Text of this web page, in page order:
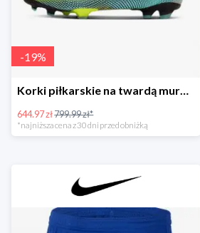
-19%
Korki piłkarskie na twardą murawę dla dużych dzieci
644.97 zł799.99 zł*
*najniższa cena z 30 dni przed obniżką